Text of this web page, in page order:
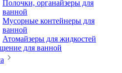
Полочки, органайзеры для
ванной
Мусорные контейнеры для
ванной
Атомайзеры для жидкостей
для ванной